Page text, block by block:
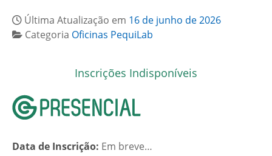
Última Atualização em 16 de junho de 2026
Categoria Oficinas PequiLab
Inscrições Indisponíveis
Data de Inscrição: Em breve…